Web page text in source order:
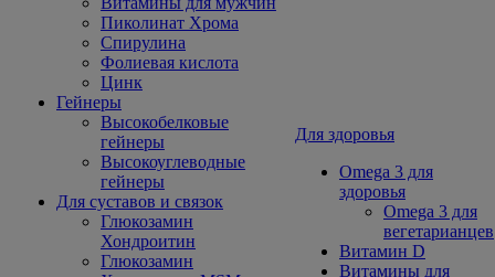
Пиколинат Хрома
Спирулина
Фолиевая кислота
Цинк
Гейнеры
Высокобелковые
гейнеры
Высокоуглеводные
гейнеры
Для суставов и связок
Глюкозамин
Хондроитин
Глюкозамин
Для здоровья
Omega 3 для
здоровья
Omega 3 для
вегетарианцев
Витамин D
Витамины для